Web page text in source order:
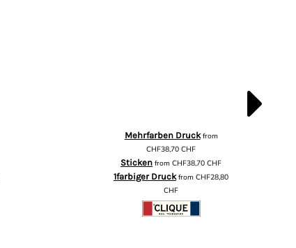
Mehrfarben Druckfrom
CHF38,70CHF
Sticken fromCHF38,70CHF
1farbiger DruckfromCHF28,80
CHF